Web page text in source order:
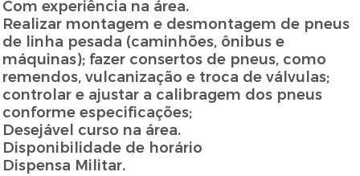
Com experiência na área.
Realizar montagem e desmontagem de pneus
de linha pesada (caminhões, ônibus e
máquinas); fazer consertos de pneus, como
remendos, vulcanização e troca de válvulas;
controlar e ajustar a calibragem dos pneus
conforme especificações;
Desejável curso na área.
Disponibilidade de horário
Dispensa Militar.